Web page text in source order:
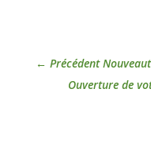
← Précédent
Ouverture de